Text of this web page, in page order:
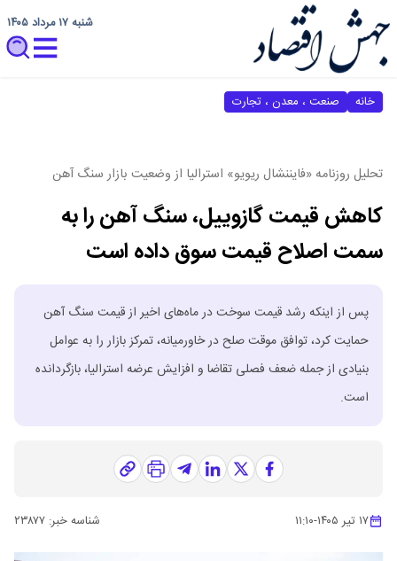
شنبه ۱۷ مرداد ۱۴۰۵
خانه صنعت ، معدن ، تجارت
تحلیل روزنامه «فایننشال ریویو» استرالیا از وضعیت بازار سنگ آهن
کاهش قیمت گازوییل، سنگ آهن را به
سمت اصلاح قیمت سوق داده است
پس از اینکه رشد قیمت سوخت در ماه‌های اخیر از قیمت سنگ آهن
حمایت کرد، توافق موقت صلح در خاورمیانه، تمرکز بازار را به عوامل
بنیادی از جمله ضعف فصلی تقاضا و افزایش عرضه استرالیا، بازگردانده
است.
۱۷ تیر ۱۴۰۵ -۱۱:۱۰ شناسه خبر: ۲۳۸۷۷